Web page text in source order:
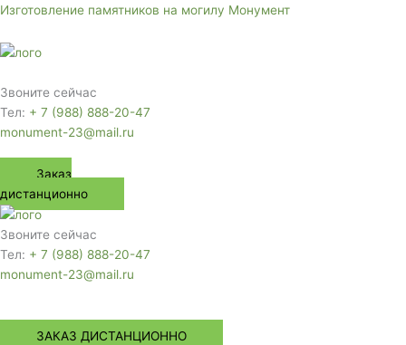
Перейти
содержимому
Изготовление памятников на могилу Монумент
Звоните сейчас
Тел: + 7 (988) 888-20-47
monument-23@mail.ru
Заказ
дистанционно
Звоните сейчас
Тел: + 7 (988) 888-20-47
monument-23@mail.ru
Меню
ЗАКАЗ ДИСТАНЦИОННО